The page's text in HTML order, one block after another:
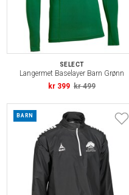
SELECT
Langermet Baselayer Barn Grønn
kr 399 kr 499
BARN